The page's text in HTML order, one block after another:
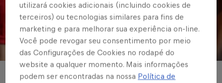
© Red Bull Bragantino
BASE MASCULINA
utilizará cookies adicionais (incluindo cookies de
terceiros) ou tecnologias similares para fins de
marketing e para melhorar sua experiência on-line.
Você pode revogar seu consentimento por meio
das Configurações de Cookies no rodapé do
website a qualquer momento. Mais informações
podem ser encontradas na nossa Política de